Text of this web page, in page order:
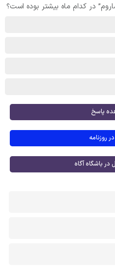
در کدام ماه بیشتر بوده است؟
پاسخ
روزنامه
باشگاه آگاه